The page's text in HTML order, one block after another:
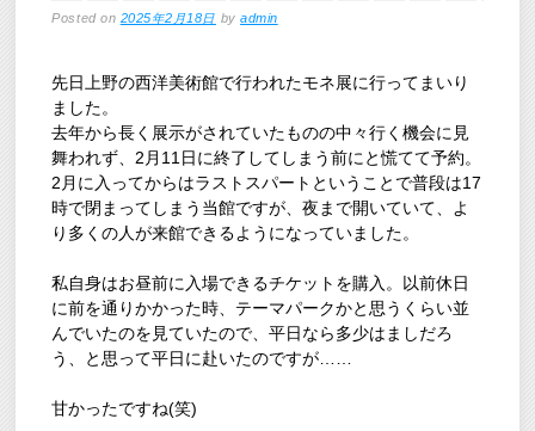
Posted on 2025年2月18日 byadmin
先日上野の西洋美術館で行われたモネ展に行ってまいり
ました。
去年から長く展示がされていたものの中々行く機会に見
舞われず、2月11日に終了してしまう前にと慌てて予約。
2月に入ってからはラストスパートということで普段は17
時で閉まってしまう当館ですが、夜まで開いていて、よ
り多くの人が来館できるようになっていました。
私自身はお昼前に入場できるチケットを購入。以前休日
に前を通りかかった時、テーマパークかと思うくらい並
んでいたのを見ていたので、平日なら多少はましだろ
う、と思って平日に赴いたのですが……
甘かったですね(笑)